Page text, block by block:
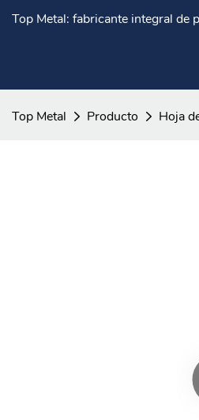
Top Metal: fabricante integral de
Top Metal Producto Hoja